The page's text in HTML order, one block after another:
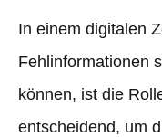
In einem digitalen
Fehlinformationen
können, ist die
entscheidend, um